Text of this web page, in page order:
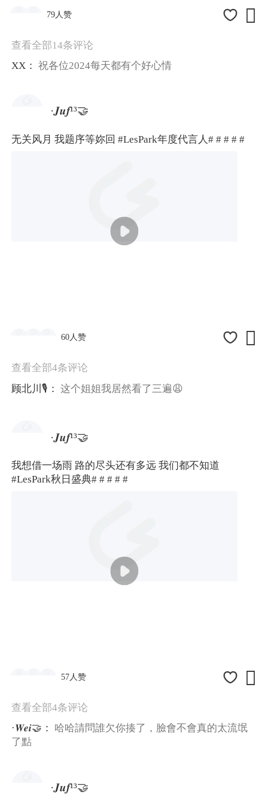
79人赞 
查看全部14条评论
XX：祝各位2024每天都有个好心情
·𝑱𝒖𝒇¹³🤝
无关风月 我题序等妳回#LesPark年度代言人# # # # #
60人赞 
查看全部4条评论
顾北川🎙️：这个姐姐我居然看了三遍😩
·𝑱𝒖𝒇¹³🤝
我想借一场雨 路的尽头还有多远 我们都不知道
#LesPark秋日盛典# # # # #
57人赞 
查看全部4条评论
·𝑾𝒆𝒊🤝： 哈哈請問誰欠你揍了，臉會不會真的太流氓
了點
·𝑱𝒖𝒇¹³🤝